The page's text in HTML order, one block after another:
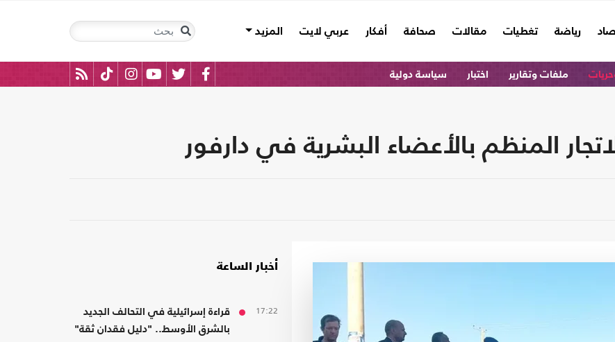
رياضة تغطيات مقالات صحافة أفكار عربي لايت المزيد
ملفات وتقارير اختبار سياسة دولية
المنظم بالأعضاء البشرية في دارفور
أخبار الساعة
17:22
قراءة إسرائيلية في التحالف الجديد
بالشرق الأوسط.. "دليل فقدان ثقة"